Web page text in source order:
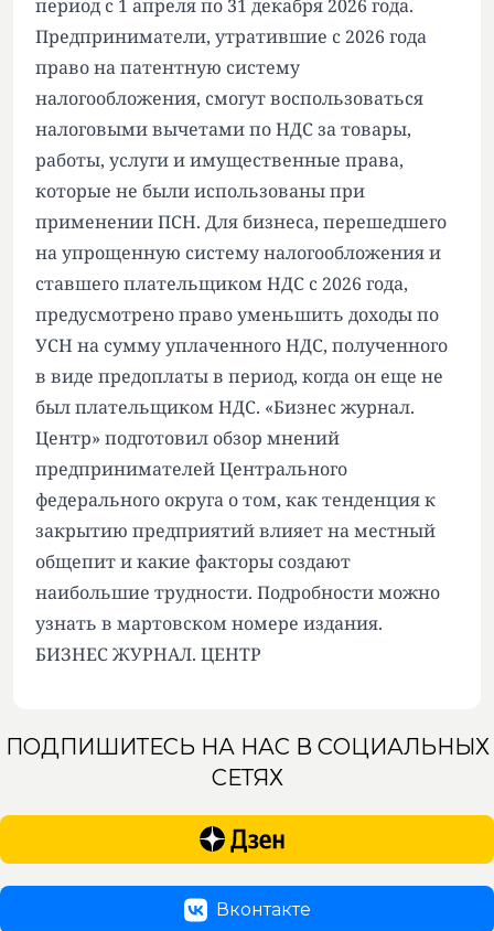
период с 1 апреля по 31 декабря 2026 года.
Предприниматели, утратившие с 2026 года
право на патентную систему
налогообложения, смогут воспользоваться
налоговыми вычетами по НДС за товары,
работы, услуги и имущественные права,
которые не были использованы при
применении ПСН. Для бизнеса, перешедшего
на упрощенную систему налогообложения и
ставшего плательщиком НДС с 2026 года,
предусмотрено право уменьшить доходы по
УСН на сумму уплаченного НДС, полученного
в виде предоплаты в период, когда он еще не
был плательщиком НДС. «Бизнес журнал.
Центр» подготовил обзор мнений
предпринимателей Центрального
федерального округа о том, как тенденция к
закрытию предприятий влияет на местный
общепит и какие факторы создают
наибольшие трудности. Подробности можно
узнать в мартовском номере издания.
БИЗНЕС ЖУРНАЛ. ЦЕНТР
ПОДПИШИТЕСЬ НА НАС В СОЦИАЛЬНЫХ
СЕТЯХ
Вконтакте